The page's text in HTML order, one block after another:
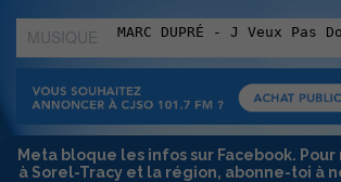
MUSIQUE
:
Meta bloque les infos sur Facebook.
à Sorel-Tracy et la région, abonne-toi à